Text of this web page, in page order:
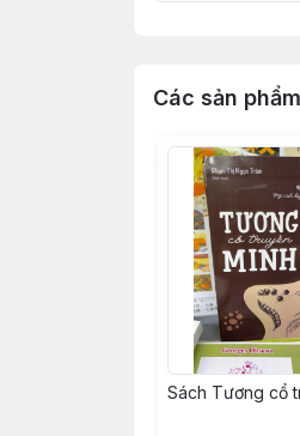
Các sản
Sách Tương cổ